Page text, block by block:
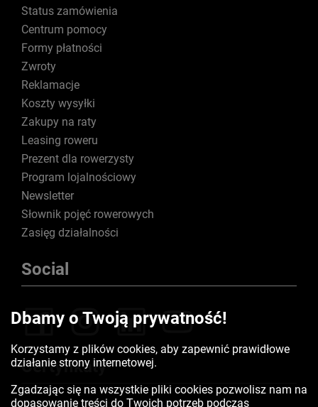
Status zamówienia
Centrum pomocy
Formy płatności
Zwroty
Reklamacje
Koszty wysyłki
Zakupy na raty
Leasing roweru
Prezent dla rowerzysty
Program lojalnościowy
Newsletter
Słownik pojęć rowerowych
Zasięg działalności
Social
Certyfikaty
Dbamy o Twoją prywatność!
Korzystamy z plików cookies, aby zapewnić prawidłowe
działanie strony internetowej.
Zgadzając się na wszystkie pliki cookies pozwolisz nam na
dopasowanie treści do Twoich potrzeb podczas